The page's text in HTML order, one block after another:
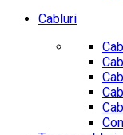
Cabluri